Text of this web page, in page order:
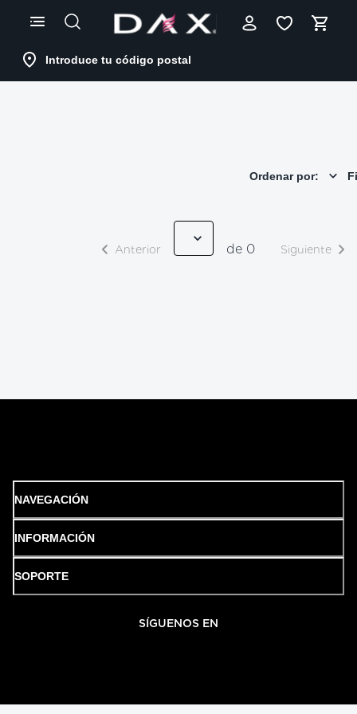
Introduce tu código postal
Ordenar por:
Anterior de 0 Siguiente
NAVEGACIÓN
INFORMACIÓN
SOPORTE
SÍGUENOS EN